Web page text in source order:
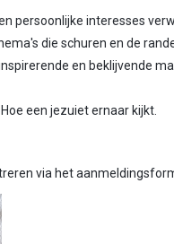
persoonlijke interesses
die schuren en de
en beklijvende
een jezuiet ernaar kijkt.
via het